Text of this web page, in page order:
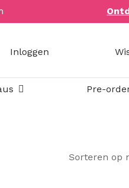
Inloggen
Open Bookish items &
Pre-